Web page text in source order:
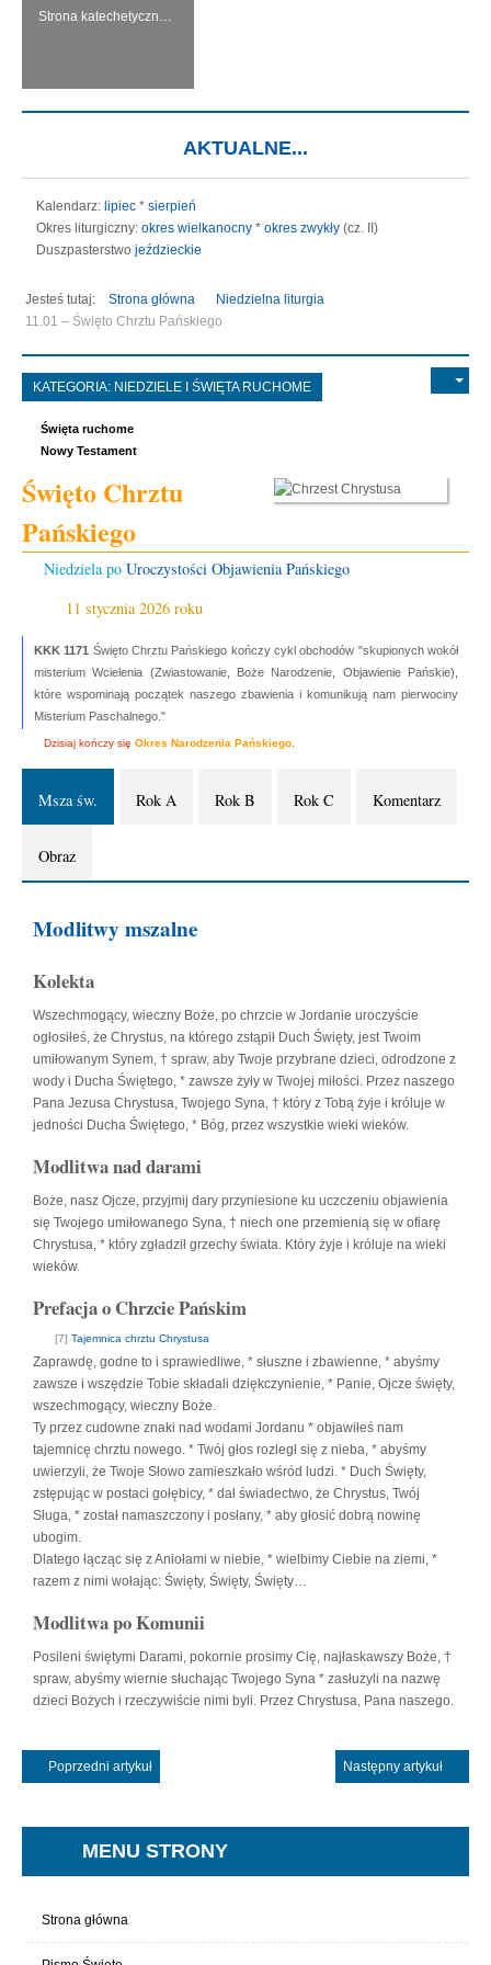
Strona katechetyczna KERYGMA jest próbą włączenia środków informatyki w dzieło głoszenia Ewangelii, zwłaszcza w ramach szkolnej katechezy.
AKTUALNE...
Kalendarz: lipiec * sierpień
Okres liturgiczny: okres wielkanocny * okres zwykły (cz. II)
Duszpasterstwo jeździeckie
Jesteś tutaj: Strona główna
Niedzielna liturgia
11.01 – Święto Chrztu Pańskiego
KATEGORIA: NIEDZIELE I ŚWIĘTA RUCHOME
Święta ruchome
Nowy Testament
Święto Chrztu
Pańskiego
Niedziela po Uroczystości Objawienia Pańskiego
11 stycznia 2026 roku
KKK 1171 Święto Chrztu Pańskiego kończy cykl obchodów "skupionych wokół
misterium Wcielenia (Zwiastowanie, Boże Narodzenie, Objawienie Pańskie),
które wspominają początek naszego zbawienia i komunikują nam pierwociny
Misterium Paschalnego."
Dzisiaj kończy się Okres Narodzenia Pańskiego
Msza św. Rok A Rok B Rok C Komentarz
Obraz
Modlitwy mszalne
Kolekta
Wszechmogący, wieczny Boże, po chrzcie w Jordanie uroczyście
ogłosiłeś, że Chrystus, na którego zstąpił Duch Święty, jest Twoim
umiłowanym Synem, † spraw, aby Twoje przybrane dzieci, odrodzone z
wody i Ducha Świętego, * zawsze żyły w Twojej miłości. Przez naszego
Pana Jezusa Chrystusa, Twojego Syna, † który z Tobą żyje i króluje w
jedności Ducha Świętego, * Bóg, przez wszystkie wieki wieków.
Modlitwa nad darami
Boże, nasz Ojcze, przyjmij dary przyniesione ku uczczeniu objawienia
się Twojego umiłowanego Syna, † niech one przemienią się w ofiarę
Chrystusa, * który zgładził grzechy świata. Który żyje i króluje na wieki
wieków.
Prefacja o Chrzcie Pańskim
[7] Tajemnica chrztu Chrystusa
Zaprawdę, godne to i sprawiedliwe, * słuszne i zbawienne, * abyśmy
zawsze i wszędzie Tobie składali dziękczynienie, * Panie, Ojcze święty,
wszechmogący, wieczny Boże.
Ty przez cudowne znaki nad wodami Jordanu * objawiłeś nam
tajemnicę chrztu nowego. * Twój głos rozległ się z nieba, * abyśmy
uwierzyli, że Twoje Słowo zamieszkało wśród ludzi. * Duch Święty,
zstępując w postaci gołębicy, * dał świadectwo, że Chrystus, Twój
Sługa, * został namaszczony i posłany, * aby głosić dobrą nowinę
ubogim.
Dlatego łącząc się z Aniołami w niebie, * wielbimy Ciebie na ziemi, *
razem z nimi wołając: Święty, Święty, Święty…
Modlitwa po Komunii
Posileni świętymi Darami, pokornie prosimy Cię, najłaskawszy Boże, †
spraw, abyśmy wiernie słuchając Twojego Syna * zasłużyli na nazwę
dzieci Bożych i rzeczywiście nimi byli. Przez Chrystusa, Pana naszego.
Poprzedni artykuł Następny artykuł
MENU STRONY
Strona główna